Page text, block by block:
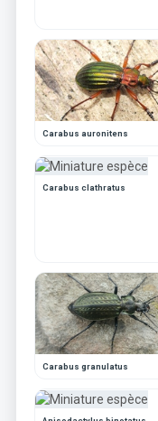
Carabus auronitens
Carabus clathratus
Carabus granulatus